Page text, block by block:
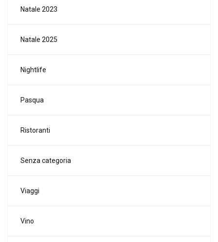
Natale 2023
Natale 2025
Nightlife
Pasqua
Ristoranti
Senza categoria
Viaggi
Vino